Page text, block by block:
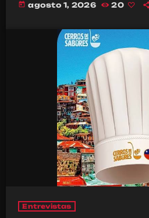
today agosto 1, 2026 20
Entrevistas